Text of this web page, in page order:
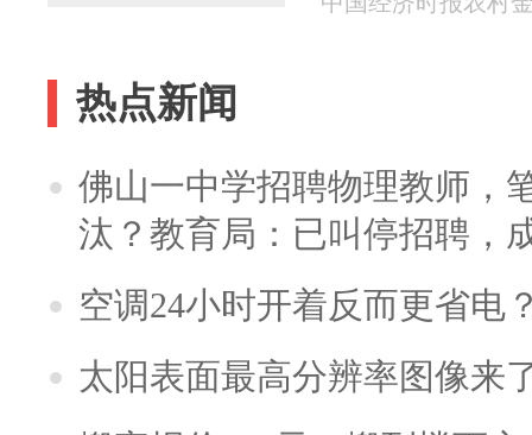
热点新闻
佛山一中学招聘物理教师，
汰？教育局：已叫停招聘，
空调24小时开着反而更省电
太阳表面最高分辨率图像来